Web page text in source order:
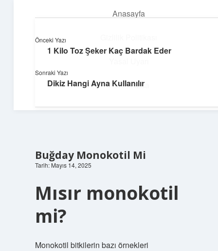
Anasayfa
Hakkımızda
Güneşli Fikir Esintisi
Enerji dolu önerilerle gününü aydınlat!
Buğday Monokotil Mi
Tarih: Mayıs 14, 2025
Mısır monokotil
mi?
Monokotil bitkilerin bazı örnekleri
Önceki Yazı
1 Kilo Toz Şeker Kaç Bardak Eder
Sonraki Yazı
Dikiz Hangi Ayna Kullanılır